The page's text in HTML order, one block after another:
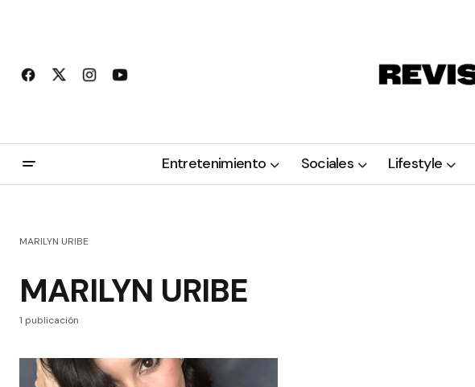
Entretenimiento Sociales Lifestyle
MARILYN URIBE
MARILYN URIBE
1 publicación